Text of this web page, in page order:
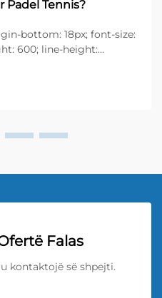
Padel Tennis?
bottom: 18px; font-size:
600; line-height:
weight: 600; line-
Falas
kontaktojë së shpejti.